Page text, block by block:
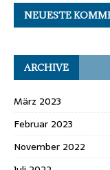
NEUESTE
ARCHIVE
März 2023
Februar 2023
November 2022